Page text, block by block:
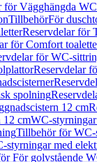
för Vägghängda WC
TillbehörFör
Reservdelar för
för Comfort
för WC-
Reservdelar
spolning
12 cm
12 cmWC-
Tillbehör för WC-
styrningar med
För golvstående